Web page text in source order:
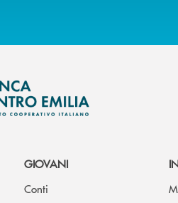
GIOVANI
Conti